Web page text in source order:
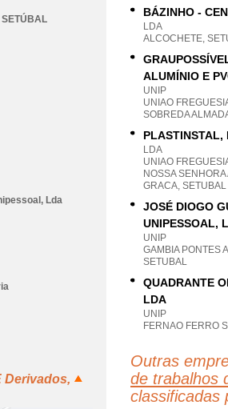
SETÚBAL
Lda
Derivados,
BÁZINHO -
LDA
ALCOCHETE,
ALUMÍNIO E
UNIP
UNIAO
SOBREDA
PLASTINSTAL,
LDA
UNIAO
NOSSA
GRACA, SETUBAL
JOSÉ DIOGO
UNIPESSOAL,
UNIP
GAMBIA PONTES
SETUBAL
QUADRANTE
LDA
UNIP
FERNAO FERRO
Outras
de trabalhos
classificadas